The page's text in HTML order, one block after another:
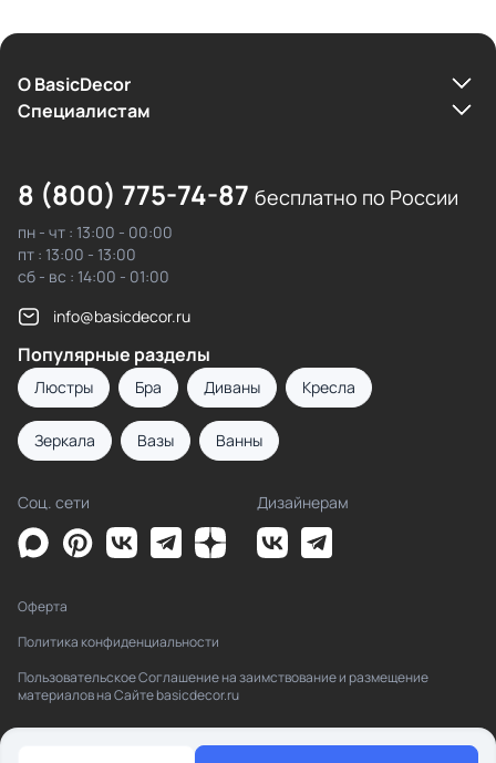
О BasicDecor
Cпециалистам
8 (800) 775-74-87 бесплатно по России
пн - чт : 13:00 - 00:00
пт : 13:00 - 13:00
сб - вс : 14:00 - 01:00
info@basicdecor.ru
Популярные разделы
Люстры Бра Диваны Кресла
Зеркала Вазы Ванны
Соц. сети Дизайнерам
Оферта
Политика конфиденциальности
Пользовательское Соглашение на заимствование и размещение
материалов на Сайте basicdecor.ru